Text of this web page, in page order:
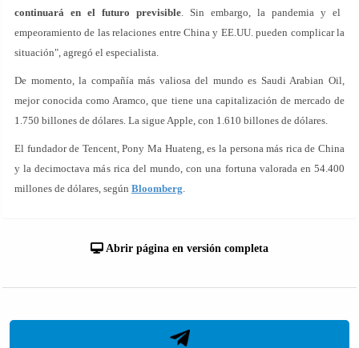
continuará en el futuro previsible. Sin embargo, la pandemia y el
empeoramiento de las relaciones entre China y EE.UU. pueden complicar la
situación", agregó el especialista.
De momento, la compañía más valiosa del mundo es Saudi Arabian Oil,
mejor conocida como Aramco, que tiene una capitalización de mercado de
1.750 billones de dólares. La sigue Apple, con 1.610 billones de dólares.
El fundador de Tencent, Pony Ma Huateng, es la persona más rica de China
y la decimoctava más rica del mundo, con una fortuna valorada en 54.400
millones de dólares, según Bloomberg.
Abrir página en versión completa